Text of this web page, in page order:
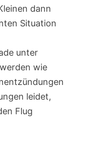
dann
Situation
unter
wie
leidet,
Flug